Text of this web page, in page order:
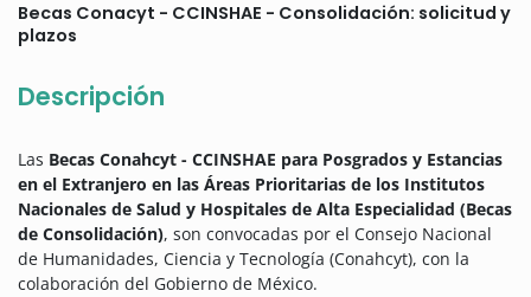
Becas Conacyt - CCINSHAE - Consolidación: solicitud y
plazos
Descripción
Las Becas Conahcyt - CCINSHAE para Posgrados y Estancias
en el Extranjero en las Áreas Prioritarias de los Institutos
Nacionales de Salud y Hospitales de Alta Especialidad (Becas
de Consolidación), son convocadas por el Consejo Nacional
de Humanidades, Ciencia y Tecnología (Conahcyt), con la
colaboración del Gobierno de México.